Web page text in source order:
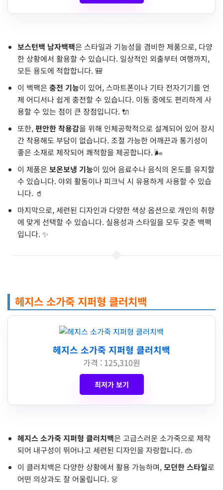
보스턴백 남자백팩은 스타일과 기능성을 겸비한 제품으로, 다양
한 상황에서 활용할 수 있습니다. 일상적인 외출부터 여행까지,
모든 용도에 적합합니다. 🎒
이 백팩은 충전 기능이 있어, 스마트폰이나 기타 전자기기를 언
제 어디서나 쉽게 충전할 수 있습니다. 이동 중에도 편리하게 사
용할 수 있는 점이 큰 장점입니다. 🔌
또한,편안한 착용감을 위해 인체공학적으로 설계되어 있어 장시
간 착용해도 부담이 없습니다. 조절 가능한 어깨끈과 통기성이
좋은 소재로 제작되어 쾌적함을 제공합니다. 🌬️
이 제품은 보온보냉 기능이 있어 음료수나 음식의 온도를 유지할
수 있습니다. 야외 활동이나 피크닉 시 유용하게 사용할 수 있습
니다. 🥤
마지막으로, 세련된 디자인과 다양한 색상 옵션으로 개인의 취향
에 맞게 선택할 수 있습니다. 실용성과 스타일을 모두 갖춘 백팩
입니다. ✨
헤지스 소가죽 지퍼형 클러치백
헤지스 소가죽 지퍼형 클러치백
가격 : 125,310원
최저가 보기
헤지스 소가죽 지퍼형 클러치백은 고급스러운 소가죽으로 제작
되어 내구성이 뛰어나고 세련된 디자인을 자랑합니다. 👜
이 클러치백은 다양한 상황에서 활용 가능하며,모던한 스타일로
어떤 의상과도 잘 어울립니다. 👗